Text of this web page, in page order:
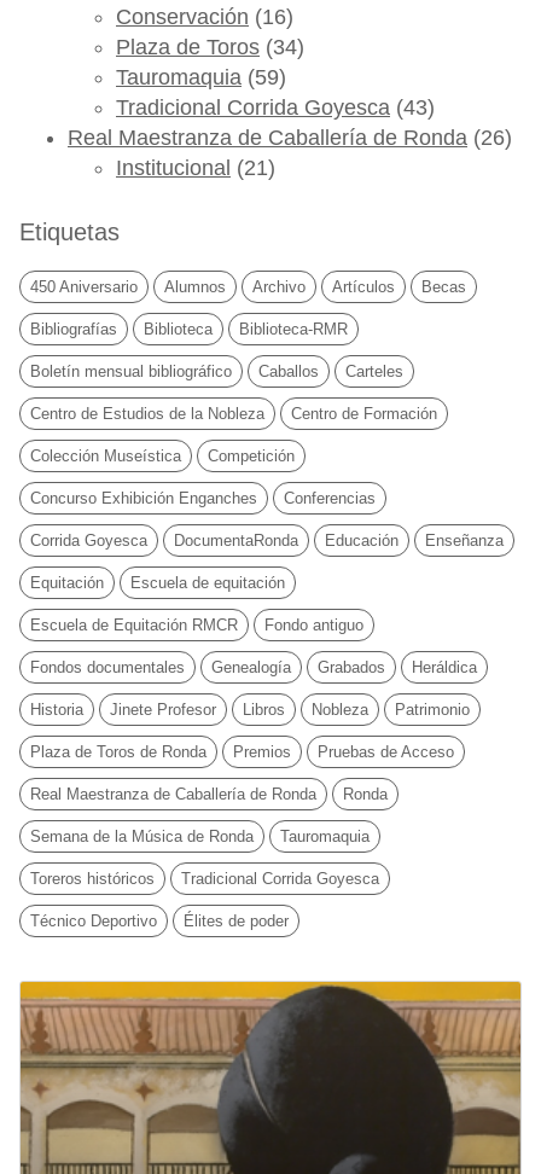
Conservación (16)
Plaza de Toros (34)
Tauromaquia (59)
Tradicional Corrida Goyesca (43)
Real Maestranza de Caballería de Ronda (26)
Institucional (21)
Etiquetas
450 Aniversario Alumnos Archivo Artículos Becas
Bibliografías Biblioteca Biblioteca-RMR
Boletín mensual bibliográfico Caballos Carteles
Centro de Estudios de la Nobleza Centro de Formación
Colección Museística Competición
Concurso Exhibición Enganches Conferencias
Corrida Goyesca DocumentaRonda Educación Enseñanza
Equitación Escuela de equitación
Escuela de Equitación RMCR Fondo antiguo
Fondos documentales Genealogía Grabados Heráldica
Historia Jinete Profesor Libros Nobleza Patrimonio
Plaza de Toros de Ronda Premios Pruebas de Acceso
Real Maestranza de Caballería de Ronda Ronda
Semana de la Música de Ronda Tauromaquia
Toreros históricos Tradicional Corrida Goyesca
Técnico Deportivo Élites de poder